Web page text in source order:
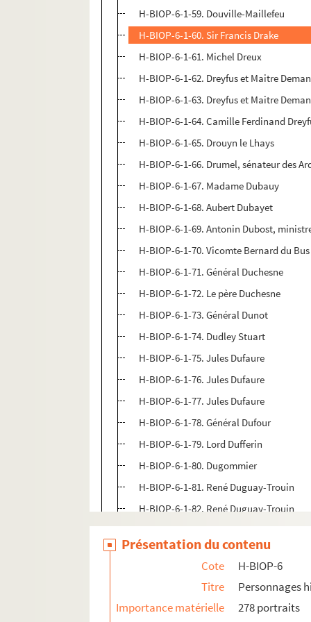
H-BIOP-6-1-59. Douville-Maillefeu
H-BIOP-6-1-60. Sir Francis Drake
H-BIOP-6-1-61. Michel Dreux
H-BIOP-6-1-62. Dreyfus et Maitre
H-BIOP-6-1-63. Dreyfus et Maitre
H-BIOP-6-1-64. Camille Ferdinand
H-BIOP-6-1-65. Drouyn le Lhays
H-BIOP-6-1-66. Drumel, sénateur des
H-BIOP-6-1-67. Madame Dubauy
H-BIOP-6-1-68. Aubert Dubayet
H-BIOP-6-1-69. Antonin Dubost,
H-BIOP-6-1-70. Vicomte Bernard du Bus
H-BIOP-6-1-71. Général Duchesne
H-BIOP-6-1-72. Le père Duchesne
H-BIOP-6-1-73. Général Dunot
H-BIOP-6-1-74. Dudley Stuart
H-BIOP-6-1-75. Jules Dufaure
H-BIOP-6-1-76. Jules Dufaure
H-BIOP-6-1-77. Jules Dufaure
H-BIOP-6-1-78. Général Dufour
H-BIOP-6-1-79. Lord Dufferin
H-BIOP-6-1-80. Dugommier
H-BIOP-6-1-81. René Duguay-Trouin
H-BIOP-6-1-82. René Duguay-Trouin
H-BIOP-6-1-83. Henri Joseph Dugué de
H-BIOP-6-1-84. Duguesclin
H-BIOP-6-1-85. Duguesclin
H-BIOP-6-1-86. Bertinnot du Guesclin
H-BIOP-6-1-87. James Duke
Présentation du contenu
Cote
H-BIOP-6
Titre
Personnages
Importance matérielle
278 portraits